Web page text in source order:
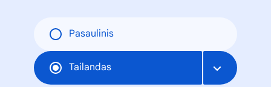
Pasaulinis
Tailandas